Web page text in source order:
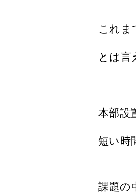
これま
とは言
本部設
短い時
課題の